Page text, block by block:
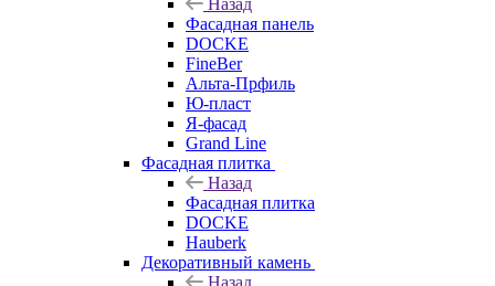
Назад
Фасадная панель
DOCKE
FineBer
Альта-Прфиль
Ю-пласт
Я-фасад
Grand Line
Фасадная плитка
Назад
Фасадная плитка
DOCKE
Hauberk
Декоративный камень
Назад